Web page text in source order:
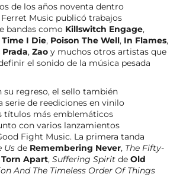
de los años noventa dentro
Music publicó trabajos
bandas como Killswitch Engage,
Time I Die, Poison The Well, In Flames,
, Zao y muchos otros artistas que
el sonido de la música pesada
su regreso, el sello también
serie de reediciones en vinilo
títulos más emblemáticos
con varios lanzamientos
Fight Music. La primera tanda
Us de Remembering Never, The Fifty-
Torn Apart, Suffering Spirit de Old
And The Timeless Order Of Things